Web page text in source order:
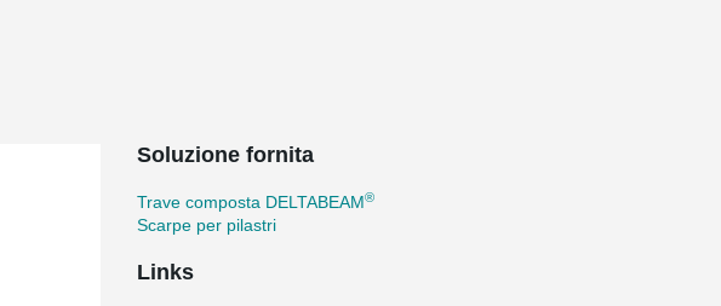
Soluzione fornita
Trave composta DELTABEAM®
Scarpe per pilastri
Links